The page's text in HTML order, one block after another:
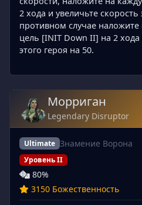
2 хода и увеличьте скорость
противном случае
цель [INIT Down II] на 2
этого героя на 50.
Морриган
Legendary Disruptor
Ultimate Знамение Ворона
Уровень II
80%
3150 Божественность